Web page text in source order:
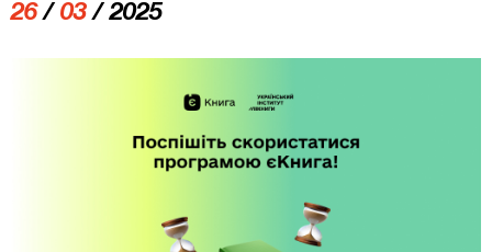
26/ 03 / 2025